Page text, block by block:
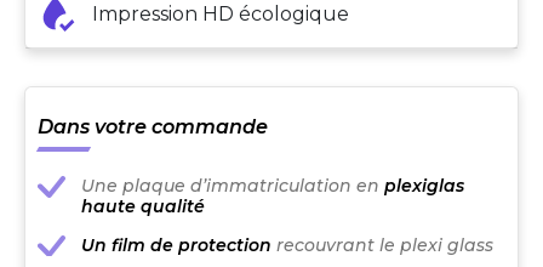
Impression HD écologique
Dans votre commande
Une plaque d’immatriculation en plexiglas
haute qualité
Un film de protection recouvrant le plexi glass